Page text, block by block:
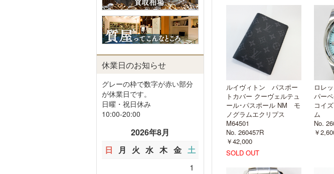
ルイヴィトン パスポー
トカバー クーヴェルテュ
ール･パスポール NM モ
ノグラムエクリプス
M64501
No. 260457R
￥42,000
SOLD OUT
ロレ
パー
コイ
ム
No.
￥
休業日のお知らせ
グレーの枠で数字が赤い部分
が休業日です。
日曜・祝日休み
10:00-20:00
2026年8月
日
月 火 水 木 金 土
1